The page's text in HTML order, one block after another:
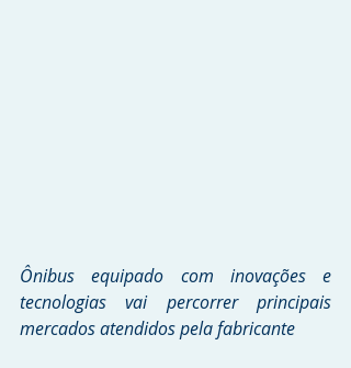
Ônibus equipado com inovações e
tecnologias vai percorrer principais
mercados atendidos pela fabricante